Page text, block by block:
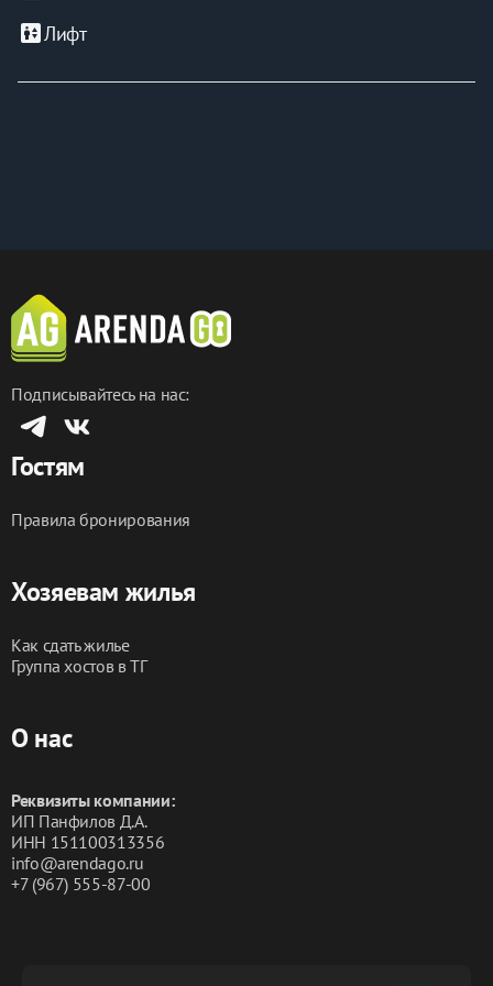
elevatorЛифт
Подписывайтесь на нас:
Гостям
Правила бронирования
Хозяевам жилья
Как сдать жилье
Группа хостов в ТГ
О нас
Реквизиты компании:
ИП Панфилов Д.А.
ИНН 151100313356
info@arendago.ru
+7 (967) 555-87-00